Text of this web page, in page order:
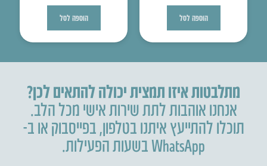
הוספה לסל הוספה לסל
מתלבטות איזו תמצית יכולה להתאים לכן?
אנחנו אוהבות לתת שירות אישי מכל הלב.
תוכלו להתייעץ איתנו בטלפון,בפייסבוק או ב-
WhatsApp בשעות הפעילות.